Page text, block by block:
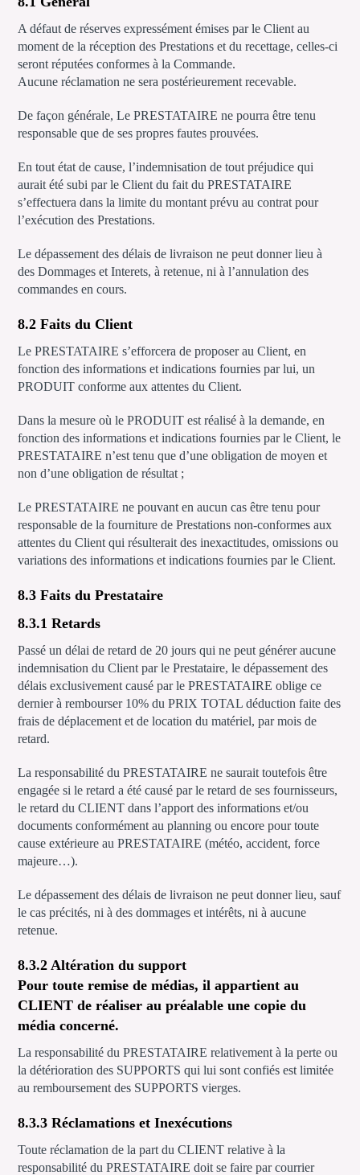
A défaut de réserves expressément émises par le Client au
moment de la réception des Prestations et du recettage, celles-ci
seront réputées conformes à la Commande.
Aucune réclamation ne sera postérieurement recevable.
De façon générale, Le PRESTATAIRE ne pourra être tenu
responsable que de ses propres fautes prouvées.
En tout état de cause, l’indemnisation de tout préjudice qui
aurait été subi par le Client du fait du PRESTATAIRE
s’effectuera dans la limite du montant prévu au contrat pour
l’exécution des Prestations.
Le dépassement des délais de livraison ne peut donner lieu à
des Dommages et Interets, à retenue, ni à l’annulation des
commandes en cours.
8.2 Faits du Client
Le PRESTATAIRE s’efforcera de proposer au Client, en
fonction des informations et indications fournies par lui, un
PRODUIT conforme aux attentes du Client.
Dans la mesure où le PRODUIT est réalisé à la demande, en
fonction des informations et indications fournies par le Client, le
PRESTATAIRE n’est tenu que d’une obligation de moyen et
non d’une obligation de résultat ;
Le PRESTATAIRE ne pouvant en aucun cas être tenu pour
responsable de la fourniture de Prestations non-conformes aux
attentes du Client qui résulterait des inexactitudes, omissions ou
variations des informations et indications fournies par le Client.
8.3 Faits du Prestataire
8.3.1 Retards
Passé un délai de retard de 20 jours qui ne peut générer aucune
indemnisation du Client par le Prestataire, le dépassement des
délais exclusivement causé par le PRESTATAIRE oblige ce
dernier à rembourser 10% du PRIX TOTAL déduction faite des
frais de déplacement et de location du matériel, par mois de
retard.
La responsabilité du PRESTATAIRE ne saurait toutefois être
engagée si le retard a été causé par le retard de ses fournisseurs,
le retard du CLIENT dans l’apport des informations et/ou
documents conformément au planning ou encore pour toute
cause extérieure au PRESTATAIRE (météo, accident, force
majeure…).
Le dépassement des délais de livraison ne peut donner lieu, sauf
le cas précités, ni à des dommages et intérêts, ni à aucune
retenue.
8.3.2 Altération du support
Pour toute remise de médias, il appartient au
CLIENT de réaliser au préalable une copie du
média concerné.
La responsabilité du PRESTATAIRE relativement à la perte ou
la détérioration des SUPPORTS qui lui sont confiés est limitée
au remboursement des SUPPORTS vierges.
8.3.3 Réclamations et Inexécutions
Toute réclamation de la part du CLIENT relative à la
responsabilité du PRESTATAIRE doit se faire par courrier